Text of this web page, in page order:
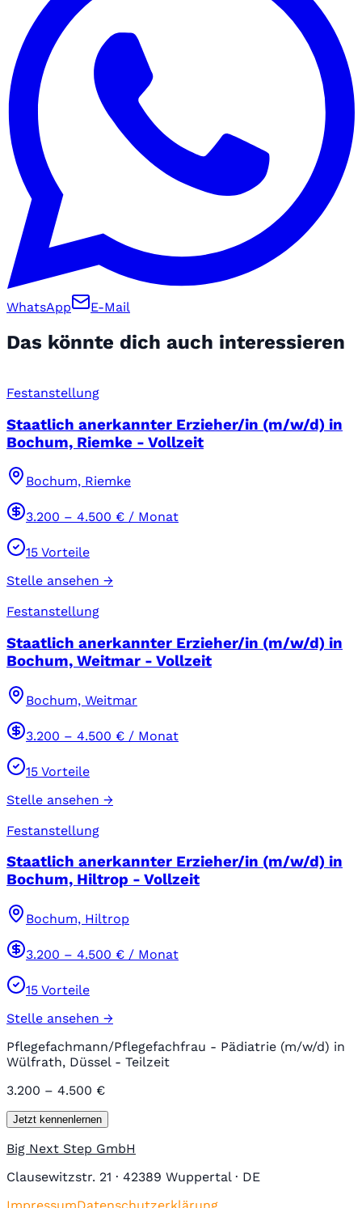
WhatsApp E-Mail
Das könnte dich auch interessieren
Festanstellung
Staatlich anerkannter Erzieher/in (m/w/d) in
Bochum, Riemke - Vollzeit
Bochum, Riemke
3.200 – 4.500 € / Monat
15 Vorteile
Stelle ansehen →
Festanstellung
Staatlich anerkannter Erzieher/in (m/w/d) in
Bochum, Weitmar - Vollzeit
Bochum, Weitmar
3.200 – 4.500 € / Monat
15 Vorteile
Stelle ansehen →
Festanstellung
Staatlich anerkannter Erzieher/in (m/w/d) in
Bochum, Hiltrop - Vollzeit
Bochum, Hiltrop
3.200 – 4.500 € / Monat
15 Vorteile
Stelle ansehen →
Pflegefachmann/Pflegefachfrau - Pädiatrie (m/w/d) in
Wülfrath, Düssel - Teilzeit
3.200 – 4.500 €
Jetzt kennenlernen
Big Next Step GmbH
Clausewitzstr. 21 · 42389 Wuppertal · DE